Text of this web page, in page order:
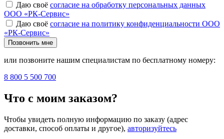
Даю своё согласие на обработку персональных данных
ООО «РК-Сервис»
Даю своё согласие на политику конфиденциальности ООО
«РК-Сервис»
Позвонить мне
или позвоните нашим специалистам по бесплатному номеру:
8 800 5 500 700
Что с моим заказом?
Чтобы увидеть полную информацию по заказу (адрес
доставки, способ оплаты и другое), авторизуйтесь